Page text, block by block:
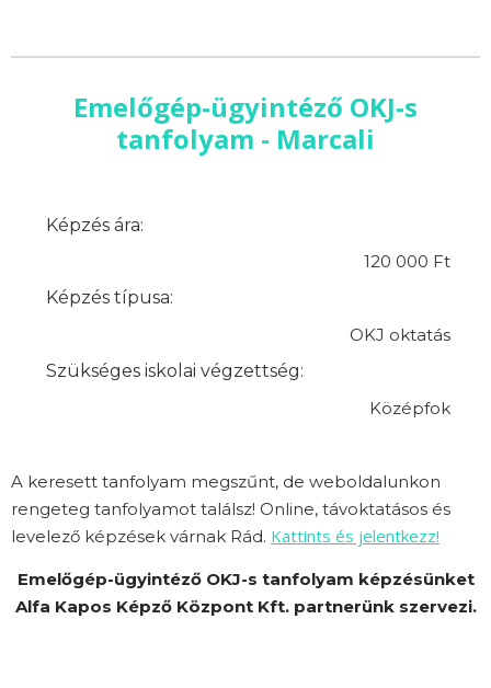
Emelőgép-ügyintéző OKJ-s
tanfolyam - Marcali
Képzés ára:
120 000 Ft
Képzés típusa:
OKJ oktatás
Szükséges iskolai végzettség:
Középfok
A keresett tanfolyam megszűnt, de weboldalunkon
rengeteg tanfolyamot találsz! Online, távoktatásos és
levelező képzések várnak Rád. Kattints és jelentkezz!
Emelőgép-ügyintéző OKJ-s tanfolyam képzésünket
Alfa Kapos Képző Központ Kft. partnerünk szervezi.